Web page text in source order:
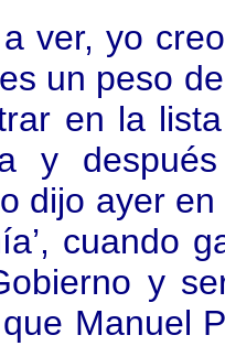
ver, yo
un peso
en la
y
dijo ayer
cuando
y
Manuel